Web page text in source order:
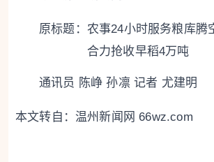
原标题： 农事24小时服务粮库腾
合力抢收早稻4万吨
通讯员 陈峥 孙凛 记者 尤建明
本文转自： 温州新闻网 66wz.com